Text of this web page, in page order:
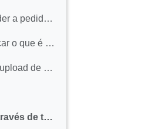
3.6 Posso responder a pedidos de autenticação, se necessário para aceder a sites de serviços (públicos/privados)
3.7 Consigo explicar o que é "autenticação forte" e o porquê de ser necessária para usar uma variedade de serviços online
3.8 Consigo fazer upload de documentos e fotografias quando necessário para concluir uma transação online
4. Colaboração através de tecnologias digitais